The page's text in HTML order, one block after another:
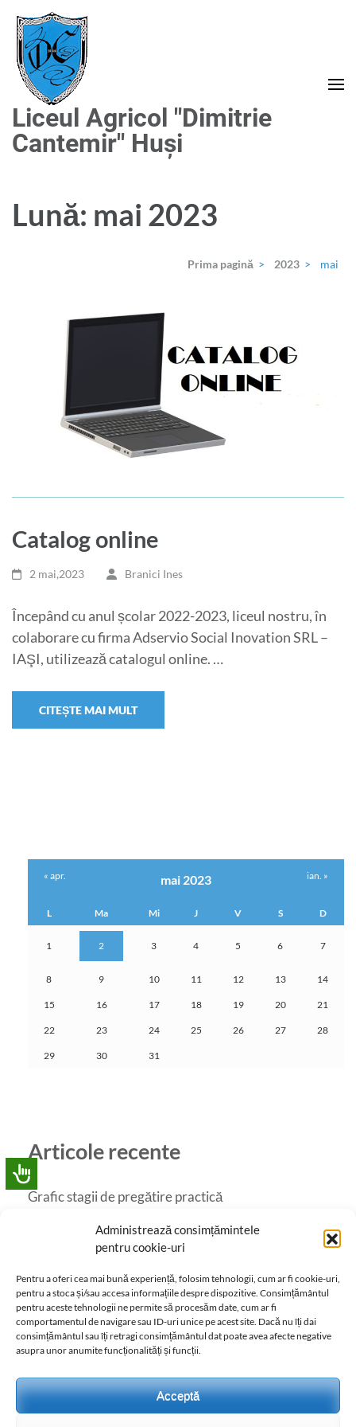
Administrează consimțămintele
pentru cookie-uri
Pentru a oferi cea mai bună experiență, folosim tehnologii, cum ar fi cookie-uri,
pentru a stoca și/sau accesa informațiile despre dispozitive. Consimțământul
pentru aceste tehnologii ne permite să procesăm date, cum ar fi
comportamentul de navigare sau ID-uri unice pe acest site. Dacă nu îți dai
consimțământul sau îți retragi consimțământul dat poate avea afecte negative
asupra unor anumite funcționalități și funcții.
Acceptă
conținut
(apasă
Enter)
Liceul Agricol "Dimitrie
Cantemir" Huși
Lună: mai 2023
Prima pagină > 2023 > mai
Catalog online
2 mai,2023 Branici Ines
Începând cu anul școlar 2022-2023, liceul nostru, în
colaborare cu firma Adservio Social Inovation SRL –
IAŞI, utilizează catalogul online. …
CITEȘTE MAI MULT
mai 2023
L Ma Mi J V S D
1 2 3 4 5 6 7
8 9 10 11 12 13 14
15 16 17 18 19 20 21
22 23 24 25 26 27 28
29 30 31
« apr. ian. »
Articole recente
Grafic stagii de pregătire practică
Catalog online
LADC în imagini
Oferta educațională 2026-2027